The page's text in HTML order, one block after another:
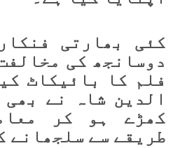
کئی بھارتی
دوسانجھ کی
فلم کا بائیکاٹ
الدین شاہ نے
کھڑے ہو کر
طریقے سے سلجھانے